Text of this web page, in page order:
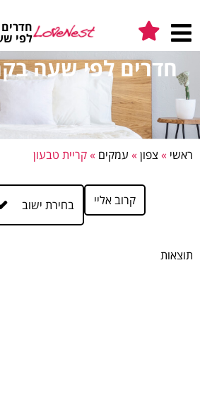
חדרים
לפי
חדרים לפי שעה
ראשי » צפון » עמקים »קריית טבעון
קרוב אליי בחירת ישוב
תוצאות